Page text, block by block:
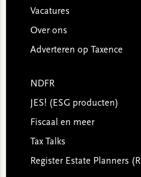
Vacatures
Over ons
Adverteren op Taxence
NDFR
JES! (ESG producten)
Fiscaal en meer
Tax Talks
Register Estate Planners